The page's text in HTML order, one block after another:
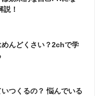
説！
めんどくさい？2chで学
つくるの？ 悩んでいる